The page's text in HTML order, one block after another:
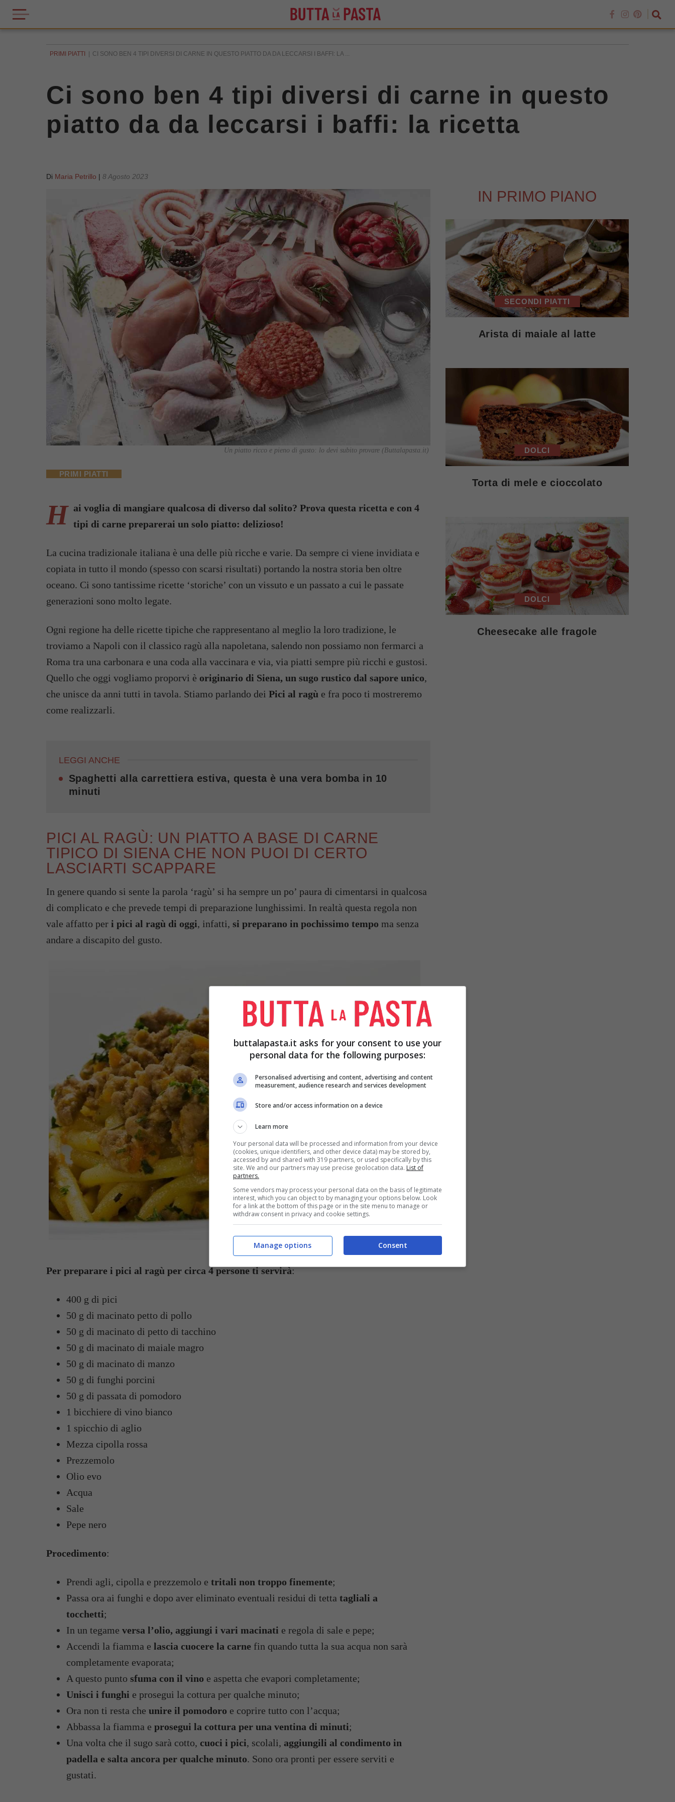
PRIMI PIATTI CI SONO BEN 4 TIPI DIVERSI DI CARNE IN QUESTO PIATTO DA DA LECCARSI I BAFFI: LA ...
Ci sono ben 4 tipi diversi di carne in questo
piatto da da leccarsi i baffi: la ricetta
Di Maria Petrillo | 8 Agosto 2023
Un piatto ricco e pieno di gusto: lo devi subito provare (Buttalapasta.it)
PRIMI PIATTI
H ai voglia di mangiare qualcosa di diverso dal solito? Prova questa ricetta e con 4
tipi di carne preparerai un solo piatto: delizioso!
La cucina tradizionale italiana è una delle più ricche e varie. Da sempre ci viene invidiata e
copiata in tutto il mondo (spesso con scarsi risultati) portando la nostra storia ben oltre
oceano. Ci sono tantissime ricette ‘storiche’ con un vissuto e un passato a cui le passate
generazioni sono molto legate.
Ogni regione ha delle ricette tipiche che rappresentano al meglio la loro tradizione, le
troviamo a Napoli con il classico ragù alla napoletana, salendo non possiamo non fermarci a
Roma tra una carbonara e una coda alla vaccinara e via, via piatti sempre più ricchi e gustosi.
Quello che oggi vogliamo proporvi è originario di Siena, un sugo rustico dal sapore unico,
che unisce da anni tutti in tavola. Stiamo parlando dei Pici al ragù e fra poco ti mostreremo
come realizzarli.
LEGGI ANCHE
Spaghetti alla carrettiera estiva, questa è una vera bomba in 10
minuti
PICI AL RAGÙ: UN PIATTO A BASE DI CARNE
TIPICO DI SIENA CHE NON PUOI DI CERTO
LASCIARTI SCAPPARE
In genere quando si sente la parola ‘ragù’ si ha sempre un po’ paura di cimentarsi in qualcosa
di complicato e che prevede tempi di preparazione lunghissimi. In realtà questa regola non
vale affatto per i pici al ragù di oggi, infatti, si preparano in pochissimo tempo ma senza
andare a discapito del gusto.
Deliziosi e rustici i pici al ragù fanno innamorare tutti (Buttalapasta.it)
Per preparare i pici al ragù per circa 4 persone ti servirà:
400 g di pici
50 g di macinato petto di pollo
50 g di macinato di petto di tacchino
50 g di macinato di maiale magro
50 g di macinato di manzo
50 g di funghi porcini
50 g di passata di pomodoro
1 bicchiere di vino bianco
1 spicchio di aglio
Mezza cipolla rossa
Prezzemolo
Olio evo
Acqua
Sale
Pepe nero
Procedimento:
Prendi agli, cipolla e prezzemolo e tritali non troppo finemente;
Passa ora ai funghi e dopo aver eliminato eventuali residui di tetta tagliali a
tocchetti;
In un tegame versa l’olio, aggiungi i vari macinati e regola di sale e pepe;
Accendi la fiamma e lascia cuocere la carne fin quando tutta la sua acqua non sarà
completamente evaporata;
A questo punto sfuma con il vino e aspetta che evapori completamente;
Unisci i funghi e prosegui la cottura per qualche minuto;
Ora non ti resta che unire il pomodoro e coprire tutto con l’acqua;
Abbassa la fiamma e prosegui la cottura per una ventina di minuti;
Una volta che il sugo sarà cotto, cuoci i pici, scolali, aggiungili al condimento in
padella e salta ancora per qualche minuto. Sono ora pronti per essere serviti e
gustati.
IN PRIMO PIANO
SECONDI PIATTI
Arista di maiale al latte
DOLCI
Torta di mele e cioccolato
DOLCI
Cheesecake alle fragole
buttalapasta.it asks for your consent to use your
personal data for the following purposes:
Personalised advertising and content, advertising and content
measurement, audience research and services development
Store and/or access information on a device
Learn more
Your personal data will be processed and information from your device
(cookies, unique identifiers, and other device data) may be stored by,
accessed by and shared with 319 partners, or used specifically by this
site. We and our partners may use precise geolocation data. List of
partners.
Some vendors may process your personal data on the basis of legitimate
interest, which you can object to by managing your options below. Look
for a link at the bottom of this page or in the site menu to manage or
withdraw consent in privacy and cookie settings.
Consent
Manage options